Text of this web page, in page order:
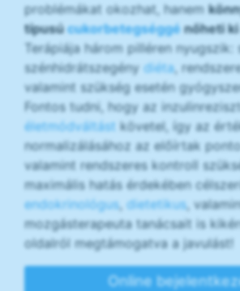
problémákat okozhat, hanem
típusúcukorbetegséggénőheti
Terápiája három pilléren nyugszik:
szénhidrátszegény diéta,
valamint szükség esetén
Fontos tudni, hogy az
életmódváltást követel, így az
normalizálásához az előírtak
valamint rendszeres kontroll
maximális hatás érdekében
endokrinológus, dietetikus,
mozgásterapeuta tanácsait is
oldalról megtámogatva a javulást!
Online